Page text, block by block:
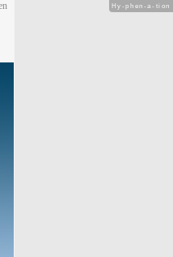
Hy-phen-a-tion